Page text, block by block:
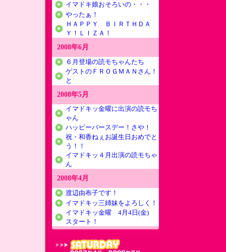
イマドキ娘おそろいの・・・
やったぁ！
ＨＡＰＰＹ ＢＩＲＴＨＤＡ
Ｙ！ＬＩＺＡ！
2008年6月
６月登場の読モちゃんたち
ゲストのＦＲＯＧＭＡＮさん！
と
2008年5月
イマドキッ金曜に出演の読モち
ゃん
ハッピーバースデー！さや！
祝・和香ねぇお誕生日おめでと
う！！
イマドキッ４月出演の読モちゃ
ん
2008年4月
渡辺由布子です！
イマドキッ三姉妹をよろしく！
イマドキッ金曜 4月4日(金)
スタート！